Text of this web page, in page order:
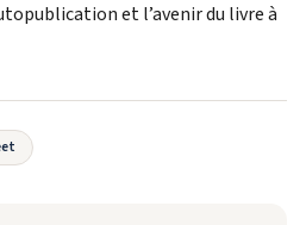
et l’avenir du livre à